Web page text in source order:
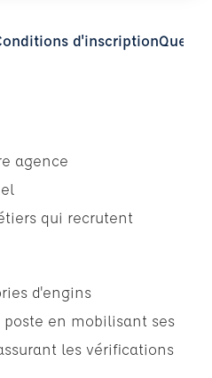
d'inscription
agence
qui recrutent
d'engins
en mobilisant ses
les vérifications